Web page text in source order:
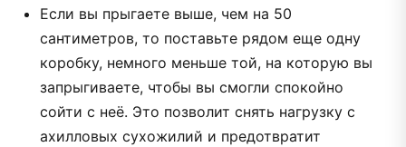
Если вы прыгаете выше, чем на 50
сантиметров, то поставьте рядом еще одну
коробку, немного меньше той, на которую вы
запрыгиваете, чтобы вы смогли спокойно
сойти с неё. Это позволит снять нагрузку с
ахилловых сухожилий и предотвратит